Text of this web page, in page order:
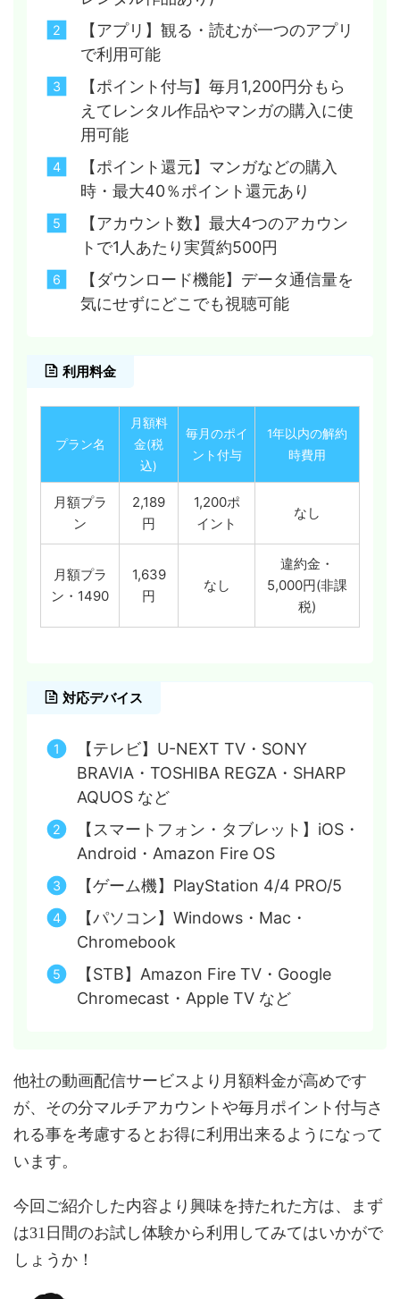
【アプリ】観る・読むが一つのアプリ
で利用可能
【ポイント付与】毎月1,200円分もら
えてレンタル作品やマンガの購入に使
用可能
【ポイント還元】マンガなどの購入
時・最大40％ポイント還元あり
【アカウント数】最大4つのアカウン
トで1人あたり実質約500円
【ダウンロード機能】データ通信量を
気にせずにどこでも視聴可能
利用料金
プラン名
月額料
金(税
込)
毎月のポイ
ント付与
1年以内の解約
時費用
月額プラ
ン
2,189
円
1,200ポ
イント
なし
月額プラ
ン・1490
1,639
円
なし
違約金・
5,000円(非課
税)
対応デバイス
【テレビ】U-NEXT TV・SONY
BRAVIA・TOSHIBA REGZA・SHARP
AQUOS など
【スマートフォン・タブレット】iOS・
Android・Amazon Fire OS
【ゲーム機】PlayStation 4/4 PRO/5
【パソコン】Windows・Mac・
Chromebook
【STB】Amazon Fire TV・Google
Chromecast・Apple TV など
他社の動画配信サービスより月額料金が高めです
が、その分マルチアカウントや毎月ポイント付与さ
れる事を考慮するとお得に利用出来るようになって
います。
今回ご紹介した内容より興味を持たれた方は、まず
は31日間のお試し体験から利用してみてはいかがで
しょうか！